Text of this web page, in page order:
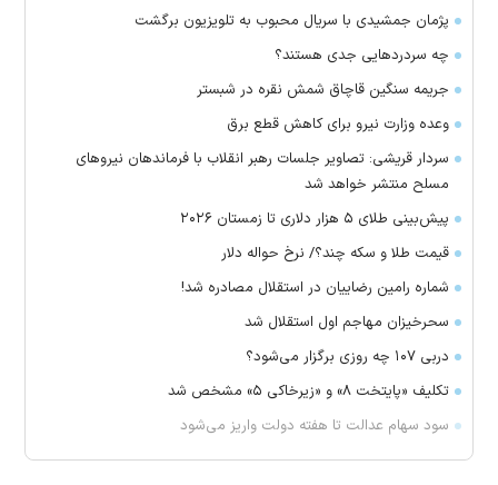
پژمان جمشیدی با سریال محبوب به تلویزیون برگشت
چه سردرد‌هایی جدی هستند؟
جریمه سنگین قاچاق شمش نقره در شبستر
وعده وزارت نیرو برای کاهش قطع برق
سردار قریشی: تصاویر جلسات رهبر انقلاب با فرماندهان نیرو‌های
مسلح منتشر خواهد شد
پیش‌بینی طلای ۵ هزار دلاری تا زمستان ۲۰۲۶
قیمت طلا و سکه چند؟/ نرخ حواله دلار
شماره رامین رضاییان در استقلال مصادره شد!
سحرخیزان مهاجم اول استقلال شد
دربی ۱۰۷ چه روزی برگزار می‌شود؟
تکلیف «پایتخت ۸» و «زیرخاکی ۵» مشخص شد
سود سهام عدالت تا هفته دولت واریز می‌شود